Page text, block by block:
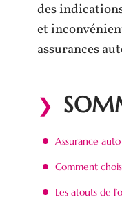
des
et
assurances
Assurance
Comment
Les atouts de